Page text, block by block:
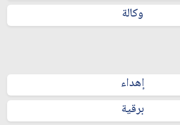
وكالة
إهداء
برقية